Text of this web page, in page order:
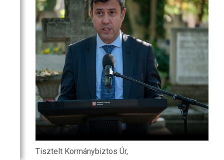
PROGRAM
Tisztelt Kormánybiztos Úr,